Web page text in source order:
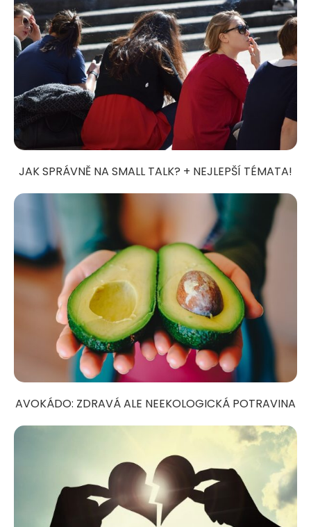
JAK SPRÁVNĚ NA SMALL TALK? + NEJLEPŠÍ TÉMATA!
AVOKÁDO: ZDRAVÁ ALE NEEKOLOGICKÁ POTRAVINA